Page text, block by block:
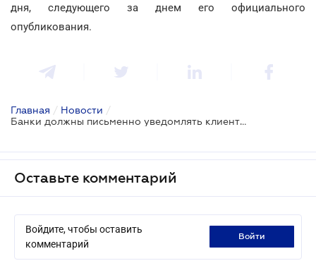
дня, следующего за днем его официального
опубликования.
Главная / Новости /
Банки должны письменно уведомлять клиентов о признании их связанными лицами
Оставьте комментарий
Войдите, чтобы оставить
комментарий
войти